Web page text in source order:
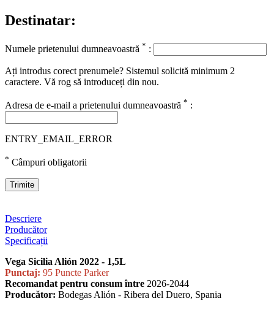
Destinatar:
Numele prietenului dumneavoastră * :
Ați introdus corect prenumele? Sistemul solicită minimum 2
caractere. Vă rog să introduceți din nou.
Adresa de e-mail a prietenului dumneavoastră * :
ENTRY_EMAIL_ERROR
* Câmpuri obligatorii
Trimite
Descriere
Producător
Specificații
Vega Sicilia Alión 2022 - 1,5L
Punctaj: 95 Puncte Parker
Recomandat pentru consum între 2026-2044
Producător: Bodegas Alión - Ribera del Duero, Spania